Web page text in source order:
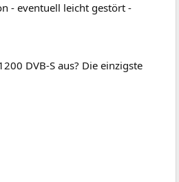
- eventuell leicht gestört -
DVB-S aus? Die einzigste